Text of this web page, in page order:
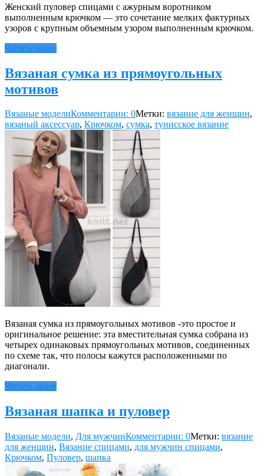
Женский пуловер спицами с ажурным воротником
выполненным крючком — это сочетание мелких фактурных
узоров с крупным объемным узором выполненным крючком.
Читать далее
Вязаная сумка из прямоугольных
мотивов
Вязаные моделиКомментарии: 0Метки: вязание для женщин,
вязаный аксессуар, Крючком, сумка, тунисское вязание
Вязаная сумка из прямоугольных мотивов -это простое и
оригинальное решение: эта вместительная сумка собрана из
четырех одинаковых прямоугольных мотивов, соединенных
по схеме так, что полосы кажутся расположенными по
диагонали.
Читать далее
Вязаная шапка и пуловер
Вязаные модели, Для мужчинКомментарии: 0Метки: вязание
для женщин, Вязание спицами, для мужчин спицами,
Крючком, Пуловер, шапка